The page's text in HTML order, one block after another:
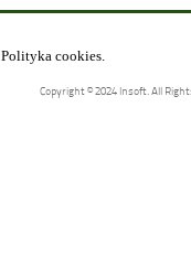
Polityka cookies.
Copyright © 2024 Insoft. All